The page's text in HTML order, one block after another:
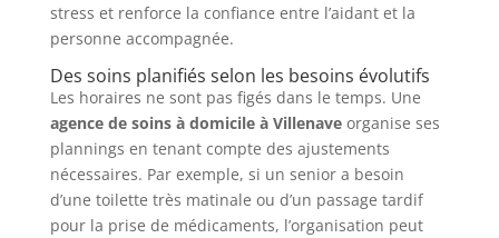
stress et renforce la confiance entre l’aidant et la
personne accompagnée.
Des soins planifiés selon les besoins évolutifs
Les horaires ne sont pas figés dans le temps. Une
agence de soins à domicile à Villenaveorganise ses
plannings en tenant compte des ajustements
nécessaires. Par exemple, si un senior a besoin
d’une toilette très matinale ou d’un passage tardif
pour la prise de médicaments, l’organisation peut